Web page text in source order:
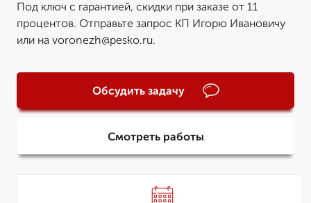
Под ключ с гарантией, скидки при заказе от 11
процентов. Отправьте запрос КП Игорю Ивановичу
или на voronezh@pesko.ru.
Обсудить задачу
Смотреть работы